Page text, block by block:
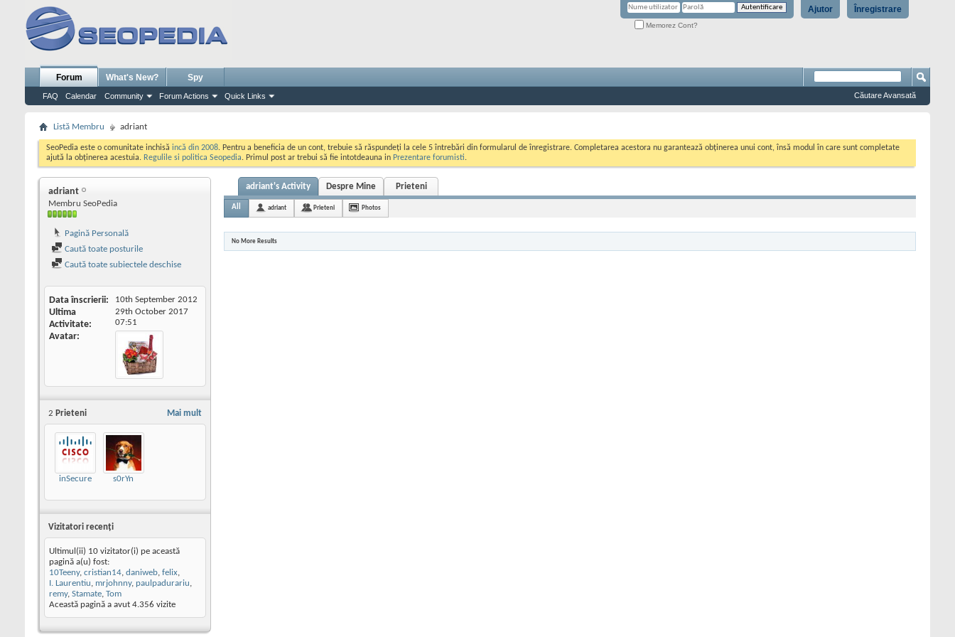
Înregistrare
Ajutor
Memorez Cont?
Forum
FAQ Calendar Community Forum Actions Quick Links
What's New? Spy
Căutare Avansată
Listă Membru adriant
SeoPedia este o comunitate inchisă incă din 2008. Pentru a beneficia de un cont, trebuie să răspundeți la cele 5 întrebări din formularul de înregistrare. Completarea acestora nu garantează obținerea unui cont, însă modul în care sunt completate
ajută la obținerea acestuia. Regulile si politica Seopedia. Primul post ar trebui să fie intotdeauna in Prezentare forumisti.
adriant
Membru SeoPedia
Pagină Personală
Caută toate posturile
Caută toate subiectele deschise
Data înscrierii 10th September 2012
Ultima
Activitate
29th October 2017
07:51
Avatar
Mai mult
2 Prieteni
inSecure s0rYn
Vizitatori recenţi
Ultimul(ii) 10 vizitator(i) pe această
pagină a(u) fost:
10Teeny, cristian14, daniweb, felix,
I. Laurentiu, mrjohnny, paulpadurariu,
remy, Stamate, Tom
Această pagină a avut 4.356 vizite
adriant's Activity Despre Mine Prieteni
All adriant Prieteni Photos
No More Results